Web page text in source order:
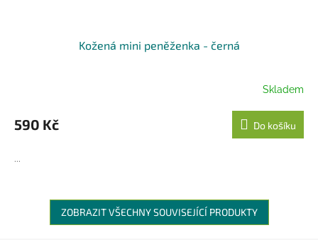
Kožená mini peněženka - černá
Skladem
590 Kč Do košíku
...
ZOBRAZIT VŠECHNY SOUVISEJÍCÍ PRODUKTY